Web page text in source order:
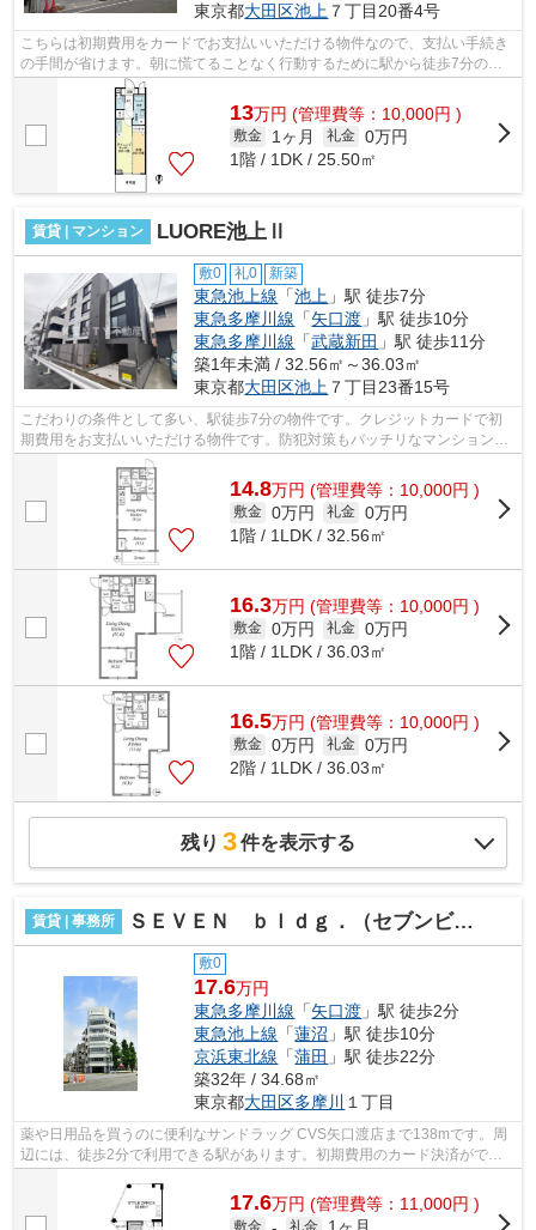
東京都大田区池上 ７丁目20番4号
こちらは初期費用をカードでお支払いいただける物件なので、支払い手続き
の手間が省けます。朝に慌てることなく行動するために駅から徒歩7分の駅
近マンションはいかがでしょうか。短時...
13万円 (管理費等：10,000円 )
敷金 1ヶ月 礼金 0万円
1階 / 1DK / 25.50㎡
賃貸 | マンション LUORE池上Ⅱ
敷0 礼0 新築
東急池上線 「池上 」駅 徒歩7分
東急多摩川線 「矢口渡 」駅 徒歩10分
東急多摩川線 「武蔵新田 」駅 徒歩11分
築1年未満 / 32.56㎡～36.03㎡
東京都大田区池上 ７丁目23番15号
こだわりの条件として多い、駅徒歩7分の物件です。クレジットカードで初
期費用をお支払いいただける物件です。防犯対策もバッチリなマンションタ
イプの物件です。駅まで平坦な場所で移...
14.8万円 (管理費等：10,000円 )
敷金 0万円 礼金 0万円
1階 / 1LDK / 32.56㎡
16.3万円 (管理費等：10,000円 )
敷金 0万円 礼金 0万円
1階 / 1LDK / 36.03㎡
16.5万円 (管理費等：10,000円 )
敷金 0万円 礼金 0万円
2階 / 1LDK / 36.03㎡
残り 3件を表示する
賃貸 | 事務所 ＳＥＶＥＮ ｂｌｄｇ．（セブンビル）
敷0
17.6万円
東急多摩川線 「矢口渡 」駅 徒歩2分
東急池上線 「蓮沼 」駅 徒歩10分
京浜東北線 「蒲田 」駅 徒歩22分
築32年 / 34.68㎡
東京都大田区多摩川 １丁目
薬や日用品を買うのに便利なサンドラッグ CVS矢口渡店まで138mです。周
辺には、徒歩2分で利用できる駅があります。初期費用のカード決済ができ
ます。2駅利用できる場所にあるので利便...
17.6万円 (管理費等：11,000円 )
敷金 礼金